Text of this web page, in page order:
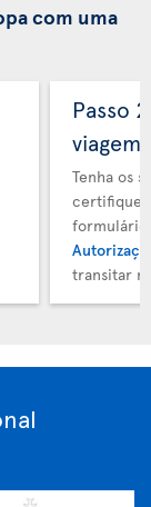
com uma
Passo
viagem
Tenha os
certifique-
transitar